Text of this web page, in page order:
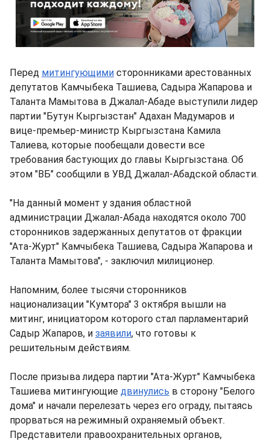
Перед митингующими сторонниками арестованных
депутатов Камчыбека Ташиева, Садыра Жапарова и
Таланта Мамытова в Джалал-Абаде выступили лидер
партии "Бутун Кыргызстан" Адахан Мадумаров и
вице-премьер-министр Кыргызстана Камила
Талиева, которые пообещали довести все
требования бастующих до главы Кыргызстана. Об
этом "ВБ" сообщили в УВД Джалал-Абадской области.
"На данный момент у здания областной
администрации Джалал-Абада находятся около 700
сторонников задержанных депутатов от фракции
"Ата-Журт" Камчыбека Ташиева, Садыра Жапарова и
Таланта Мамытова", - заключил милиционер.
Напомним, более тысячи сторонников
национализации "Кумтора" 3 октября вышли на
митинг, инициатором которого стал парламентарий
Садыр Жапаров, и заявили, что готовы к
решительным действиям.
После призыва лидера партии "Ата-Журт" Камчыбека
Ташиева митингующие двинулись в сторону "Белого
дома" и начали перелезать через его ограду, пытаясь
прорваться на режимный охраняемый объект.
Представители правоохранительных органов,